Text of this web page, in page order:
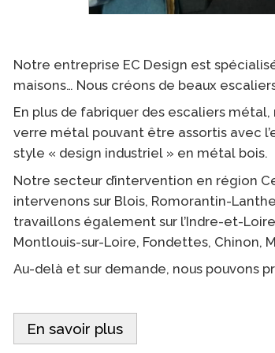
Notre entreprise EC Design est
maisons… Nous créons de beaux
En plus de fabriquer des escaliers
verre métal pouvant être assortis avec
style « design industriel » en métal bois.
Notre secteur d’intervention en région
intervenons sur Blois, Romorantin-
travaillons également sur l’Indre-et-
Montlouis-sur-Loire, Fondettes, Chinon,
Au-delà et sur demande, nous pouvons
En savoir plus